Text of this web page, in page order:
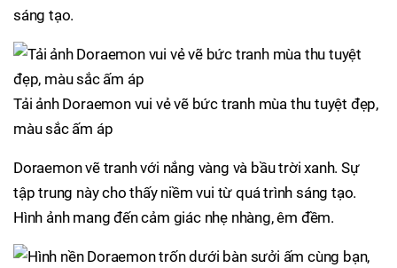
sáng tạo.
Tải ảnh Doraemon vui vẻ vẽ bức tranh mùa thu tuyệt đẹp,
màu sắc ấm áp
Doraemon vẽ tranh với nắng vàng và bầu trời xanh. Sự
tập trung này cho thấy niềm vui từ quá trình sáng tạo.
Hình ảnh mang đến cảm giác nhẹ nhàng, êm đềm.